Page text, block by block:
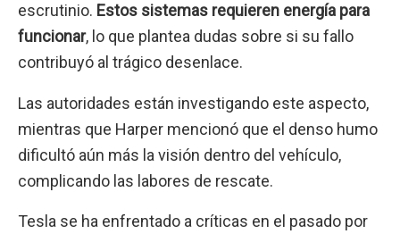
escrutinio. Estos sistemas requieren energía para
funcionar, lo que plantea dudas sobre si su fallo
contribuyó al trágico desenlace.
Las autoridades están investigando este aspecto,
mientras que Harper mencionó que el denso humo
dificultó aún más la visión dentro del vehículo,
complicando las labores de rescate.
Tesla se ha enfrentado a críticas en el pasado por